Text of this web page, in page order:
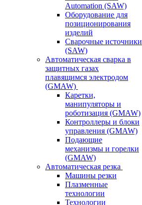
Automation (SAW)
Оборудование для
позиционирования
изделий
Сварочные источники
(SAW)
Автоматическая сварка в
защитных газах
плавящимся электродом
(GMAW)
Каретки,
манипуляторы и
роботизация (GMAW)
Контроллеры и блоки
управления (GMAW)
Подающие
механизмы и горелки
(GMAW)
Автоматическая резка
Машины резки
Плазменные
технологии
Технологии